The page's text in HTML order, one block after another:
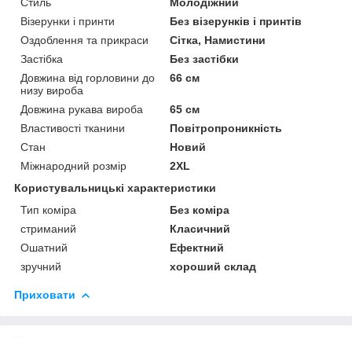
Візерунки і принти
Без візерунків і принтів
Оздоблення та прикраси
Сітка, Намистини
Застібка
Без застібки
Довжина від горловини до
низу вироба
66 см
Довжина рукава вироба
65 см
Властивості тканини
Повітропроникність
Стан
Новий
Міжнародний розмір
2XL
Користувальницькі характеристики
Тип коміра
Без коміра
стриманий
Класичний
Ошатний
Ефектний
зручний
хороший склад
Приховати